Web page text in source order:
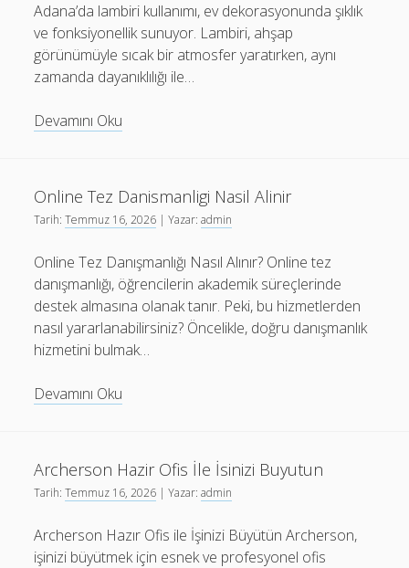
Adana’da lambiri kullanımı, ev dekorasyonunda şıklık
ve fonksiyonellik sunuyor. Lambiri, ahşap
görünümüyle sıcak bir atmosfer yaratırken, aynı
zamanda dayanıklılığı ile…
Devamını Oku
Trendleri
Online Tez Danismanligi Nasil Alinir
Tarih:Temmuz 16, 2026 | Yazar:admin
Online Tez Danışmanlığı Nasıl Alınır? Online tez
danışmanlığı, öğrencilerin akademik süreçlerinde
destek almasına olanak tanır. Peki, bu hizmetlerden
nasıl yararlanabilirsiniz? Öncelikle, doğru danışmanlık
hizmetini bulmak…
Devamını Oku
Alinir
Archerson Hazir Ofis İle İsinizi Buyutun
Tarih:Temmuz 16, 2026 | Yazar:admin
Archerson Hazır Ofis ile İşinizi Büyütün Archerson,
işinizi büyütmek için esnek ve profesyonel ofis